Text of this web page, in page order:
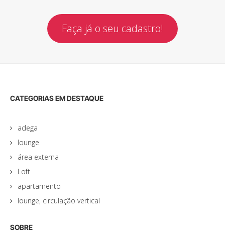
Faça já o seu cadastro!
CATEGORIAS EM DESTAQUE
adega
lounge
área externa
Loft
apartamento
lounge, circulação vertical
SOBRE